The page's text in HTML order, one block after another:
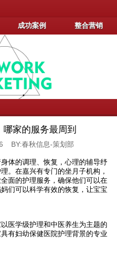
成功案例 整合营销
家的服务最周到
BY:春秋信息-策划部
体的调理、恢复，心理的辅导纾
。在嘉兴有专门的坐月子机构，
面的护理服务，确保他们可以在
们可以科学有效的恢复，让宝宝
医学级护理和中医养生为主题的
有妇幼保健医院护理背景的专业